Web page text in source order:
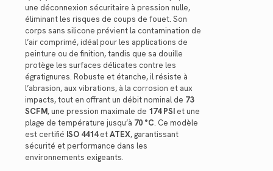
une déconnexion sécuritaire à pression nulle,
éliminant les risques de coups de fouet. Son
corps sans silicone prévient la contamination de
l’air comprimé, idéal pour les applications de
peinture ou de finition, tandis que sa douille
protège les surfaces délicates contre les
égratignures. Robuste et étanche, il résiste à
l’abrasion, aux vibrations, à la corrosion et aux
impacts, tout en offrant un débit nominal de 73
SCFM, une pression maximale de 174 PSI et une
plage de température jusqu’à 70 °C. Ce modèle
est certifié ISO 4414etATEX, garantissant
sécurité et performance dans les
environnements exigeants.